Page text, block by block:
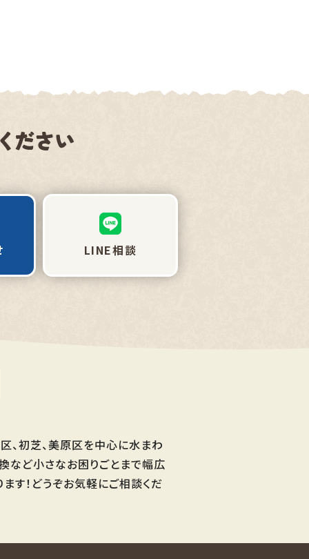
LINE相談
、初芝、美原区を中心に水まわ
など小さなお困りごとまで幅広
す！どうぞお気軽にご相談くだ